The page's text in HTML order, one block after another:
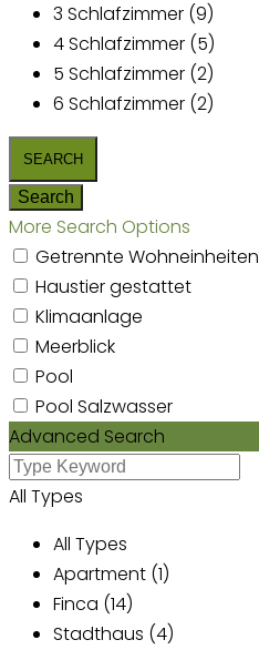
3 Schlafzimmer (9)
4 Schlafzimmer (5)
5 Schlafzimmer (2)
6 Schlafzimmer (2)
More Search Options
Getrennte Wohneinheiten
Haustier gestattet
Klimaanlage
Meerblick
Pool
Pool Salzwasser
Advanced Search
All Types
All Types
Apartment (1)
Finca (14)
Stadthaus (4)